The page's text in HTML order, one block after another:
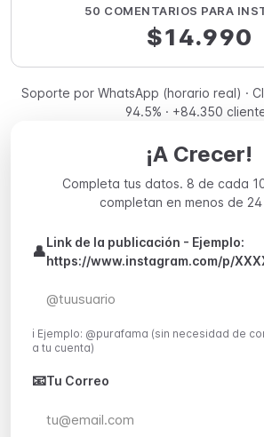
50 COMENTARIOS PARA
$14.990
Soporte por WhatsApp (horario real) ·
94.5% · +84.350
¡A Crecer!
Completa tus datos. 8 de cada
completan en menos de
👤
Link de la publicación - Ejemplo:
https://www.instagram.com/p/
ℹ️ Ejemplo: @purafama (sin necesidad de
a tu cuenta)
📧Tu Correo